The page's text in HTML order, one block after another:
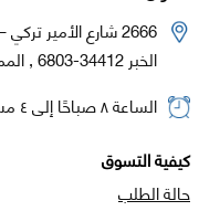
2666 شارع الأمير تركي – الكورنيش , وحدة رقم 102
الخبر 34412-6803 , المملكة العربية السعودية
الساعة ٨ صباحًا إلى ٤ مساء من الأحد إلى الخميس
كيفية التسوق
حالة الطلب